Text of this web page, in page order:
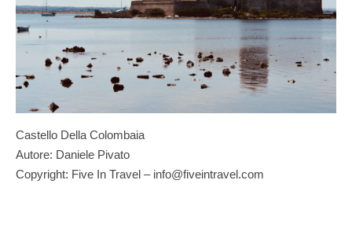
Castello Della Colombaia
Autore: Daniele Pivato
Copyright: Five In Travel – info@fiveintravel.com